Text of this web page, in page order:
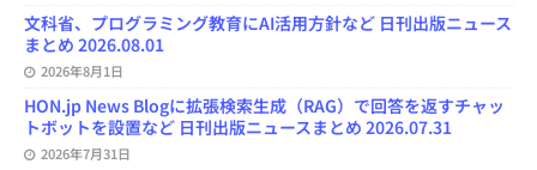
文科省、プログラミング教育にAI活用方針など 日刊出版ニュース
まとめ 2026.08.01
2026年8月1日
HON.jp News Blogに拡張検索生成（RAG）で回答を返すチャッ
トボットを設置など 日刊出版ニュースまとめ 2026.07.31
2026年7月31日